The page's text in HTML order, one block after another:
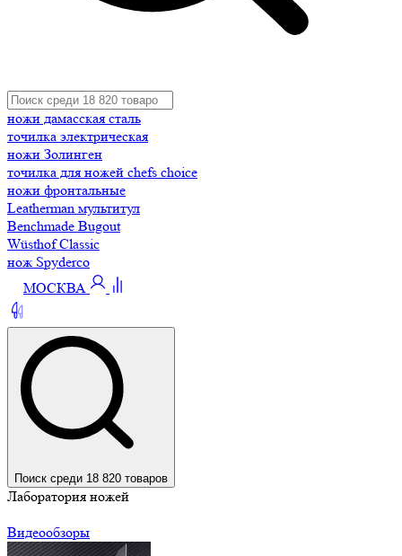
ножи дамасская сталь
точилка электрическая
ножи Золинген
точилка для ножей chefs choice
ножи фронтальные
Leatherman мультитул
Benchmade Bugout
Wüsthof Classic
нож Spyderco
МОСКВА
Поиск среди 18 820 товаров
Лаборатория ножей
Видеообзоры